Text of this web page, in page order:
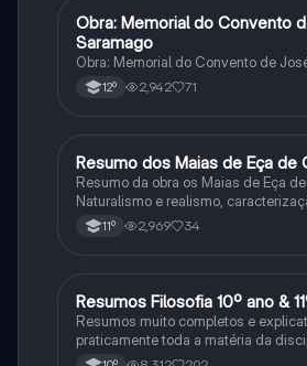
Português
Obra: Memorial do Convento
Saramago
Obra: Memorial do Convento de
12º 2,942 71
Português
Resumo dos Maias de Eça de
Resumo da obra os Maias de Eça
Naturalismo e realismo,
personagens e contexto histórico.
11º 2,969 34
Filosofia
Resumos Filosofia 10º ano &
Resumos muito completos e
praticamente toda a matéria da